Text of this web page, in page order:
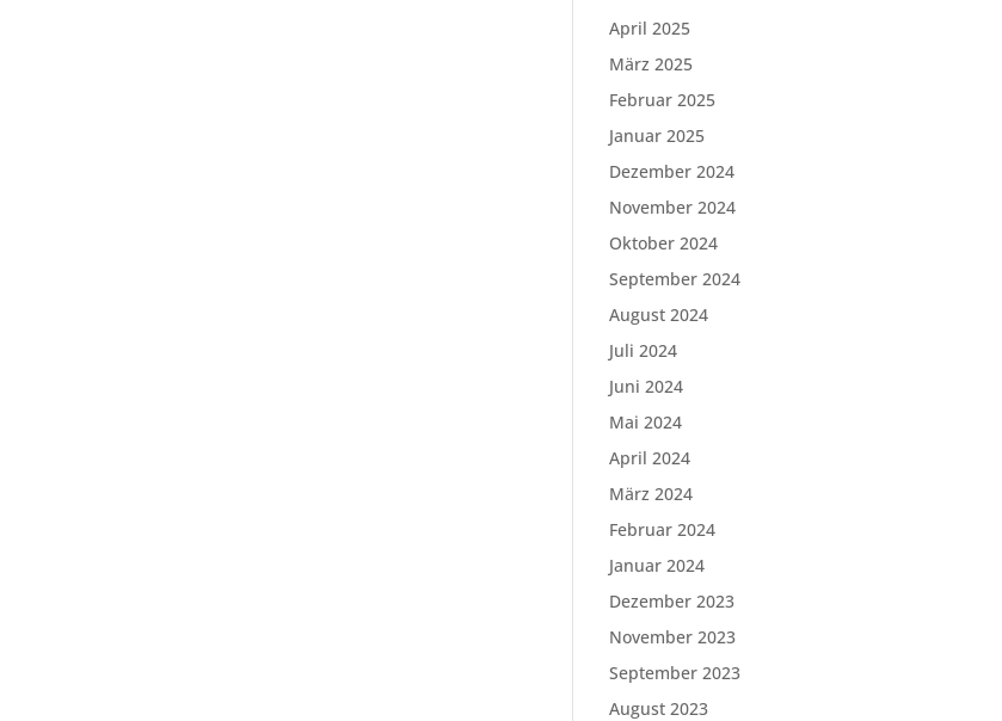
April 2025
März 2025
Februar 2025
Januar 2025
Dezember 2024
November 2024
Oktober 2024
September 2024
August 2024
Juli 2024
Juni 2024
Mai 2024
April 2024
März 2024
Februar 2024
Januar 2024
Dezember 2023
November 2023
September 2023
August 2023